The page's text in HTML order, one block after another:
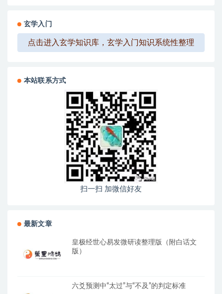
玄学入门
点击进入玄学知识库，玄学入门知识系统性整理
本站联系方式
扫一扫 加微信好友
最新文章
皇极经世心易发微研读整理版（附白话文
版）
六爻预测中“太过”与“不及”的判定标准